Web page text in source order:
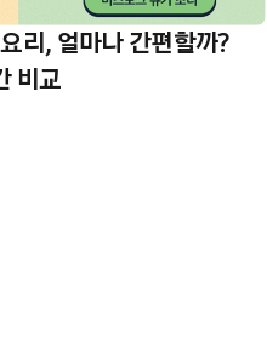
리, 얼마나 간편할까?
비교